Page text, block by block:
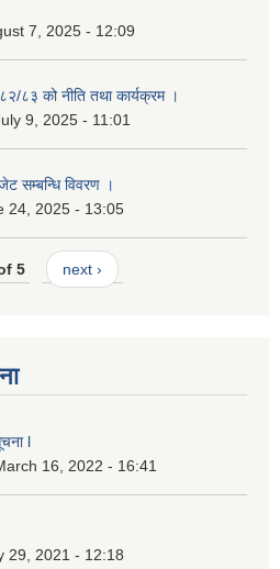
7, 2025 - 12:09
८३ को नीति तथा कार्यक्रम ।
9, 2025 - 11:01
सम्बन्धि विवरण ।
24, 2025 - 13:05
5 next ›
l
16, 2022 - 16:41
29, 2021 - 12:18